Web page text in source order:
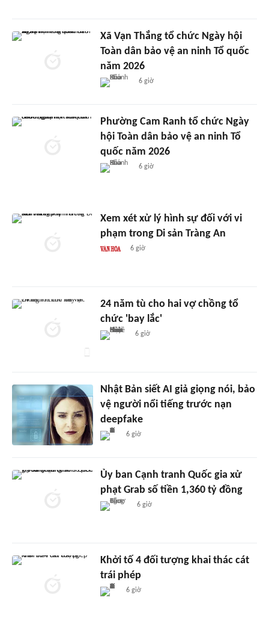
Xã Vạn Thắng tổ chức Ngày hội
Toàn dân bảo vệ an ninh Tổ quốc
năm 2026
6 giờ
Phường Cam Ranh tổ chức Ngày
hội Toàn dân bảo vệ an ninh Tổ
quốc năm 2026
6 giờ
Xem xét xử lý hình sự đối với vi
phạm trong Di sản Tràng An
6 giờ
24 năm tù cho hai vợ chồng tổ
chức 'bay lắc'
6 giờ
Nhật Bản siết AI giả giọng nói, bảo
vệ người nổi tiếng trước nạn
deepfake
6 giờ
Ủy ban Cạnh tranh Quốc gia xử
phạt Grab số tiền 1,360 tỷ đồng
6 giờ
Khởi tố 4 đối tượng khai thác cát
trái phép
6 giờ